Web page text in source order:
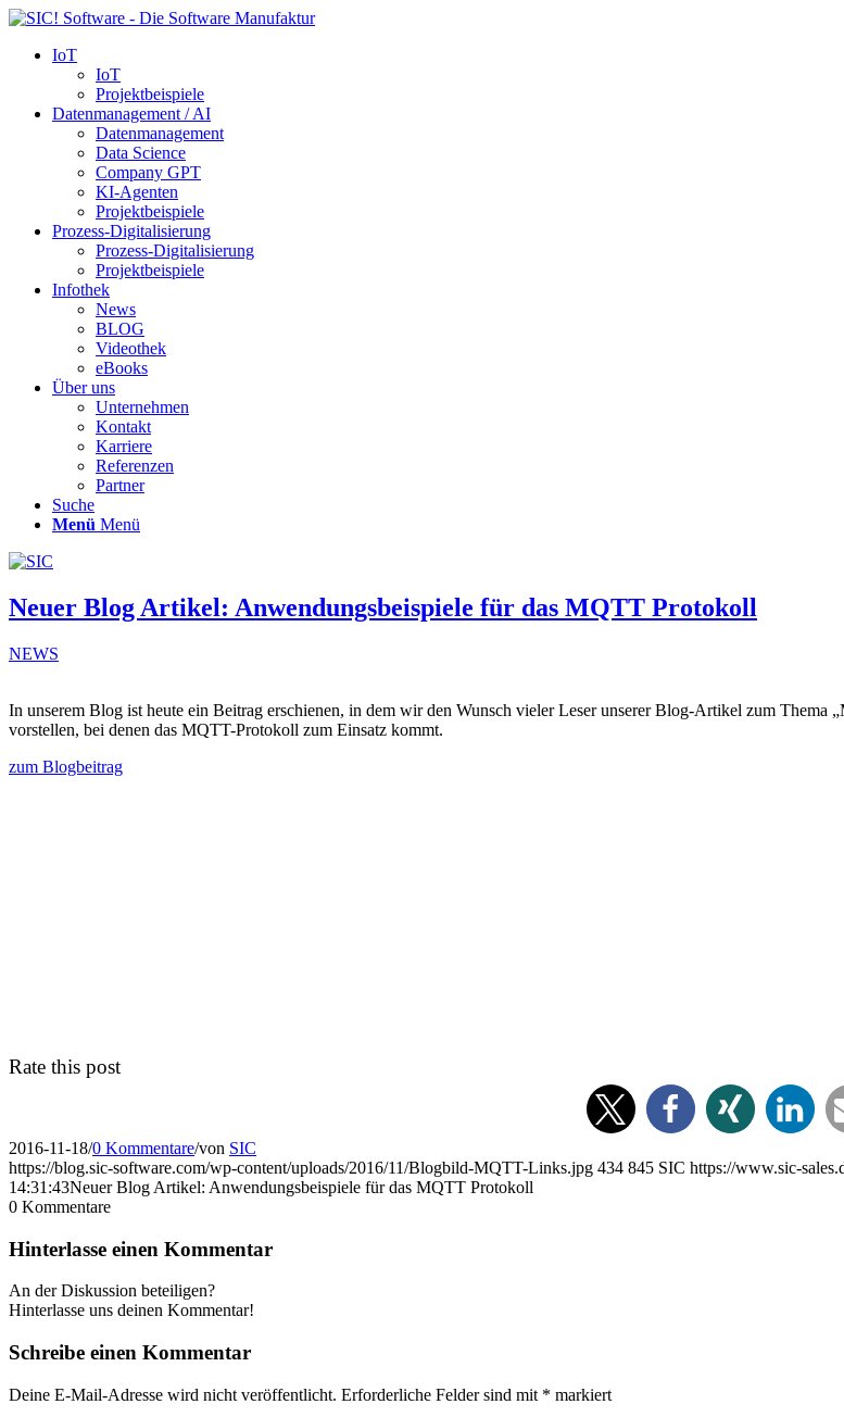
IoT
IoT
Projektbeispiele
Datenmanagement / AI
Datenmanagement
Data Science
Company GPT
KI-Agenten
Projektbeispiele
Prozess-Digitalisierung
Prozess-Digitalisierung
Projektbeispiele
Infothek
News
BLOG
Videothek
eBooks
Über uns
Unternehmen
Kontakt
Karriere
Referenzen
Partner
Suche
Menü Menü
Neuer Blog Artikel: Anwendungsbeispiele für das MQTT Protokoll
NEWS
In unserem Blog ist heute ein Beitrag erschienen, in dem wir den Wunsch vieler Leser unserer Blog-Artikel zum
vorstellen, bei denen das MQTT-Protokoll zum Einsatz kommt.
zum Blogbeitrag
Rate this post
2016-11-18/0 Kommentare/von SIC
https://blog.sic-software.com/wp-content/uploads/2016/11/Blogbild-MQTT-Links.jpg 434 845 SIC https://www.sic-
14:31:43Neuer Blog Artikel: Anwendungsbeispiele für das MQTT Protokoll
0 Kommentare
Hinterlasse einen Kommentar
An der Diskussion beteiligen?
Hinterlasse uns deinen Kommentar!
Schreibe einen Kommentar
Deine E-Mail-Adresse wird nicht veröffentlicht. Erforderliche Felder sind mit * markiert